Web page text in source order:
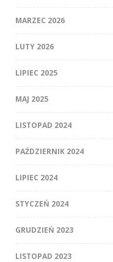
MARZEC 2026
LUTY 2026
LIPIEC 2025
MAJ 2025
LISTOPAD 2024
PAŹDZIERNIK 2024
LIPIEC 2024
STYCZEŃ 2024
GRUDZIEŃ 2023
LISTOPAD 2023